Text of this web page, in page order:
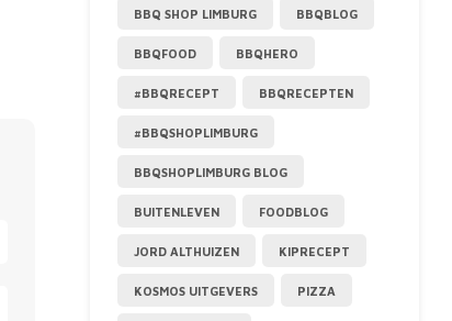
BBQ SHOP LIMBURG BBQBLOG
BBQFOOD BBQHERO
#BBQRECEPT BBQRECEPTEN
#BBQSHOPLIMBURG
BBQSHOPLIMBURG BLOG
BUITENLEVEN FOODBLOG
JORD ALTHUIZEN KIPRECEPT
KOSMOS UITGEVERS PIZZA